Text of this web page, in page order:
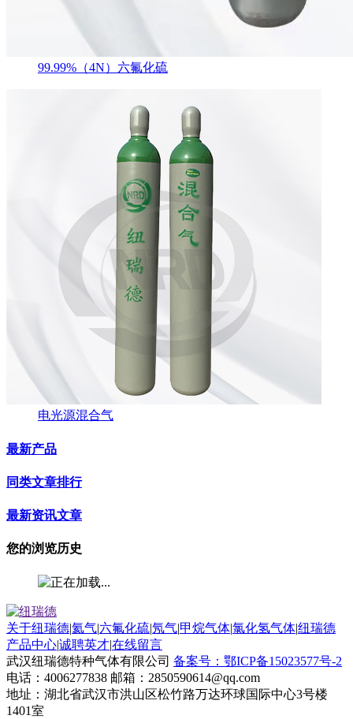
99.99%（4N）六氟化硫
电光源混合气
最新产品
同类文章排行
最新资讯文章
您的浏览历史
关于纽瑞德|氦气|六氟化硫|氖气|甲烷气体|氯化氢气体|纽瑞德
产品中心|诚聘英才|在线留言
武汉纽瑞德特种气体有限公司 备案号：鄂ICP备15023577号-2
电话：4006277838 邮箱：2850590614@qq.com
地址：湖北省武汉市洪山区松竹路万达环球国际中心3号楼
1401室